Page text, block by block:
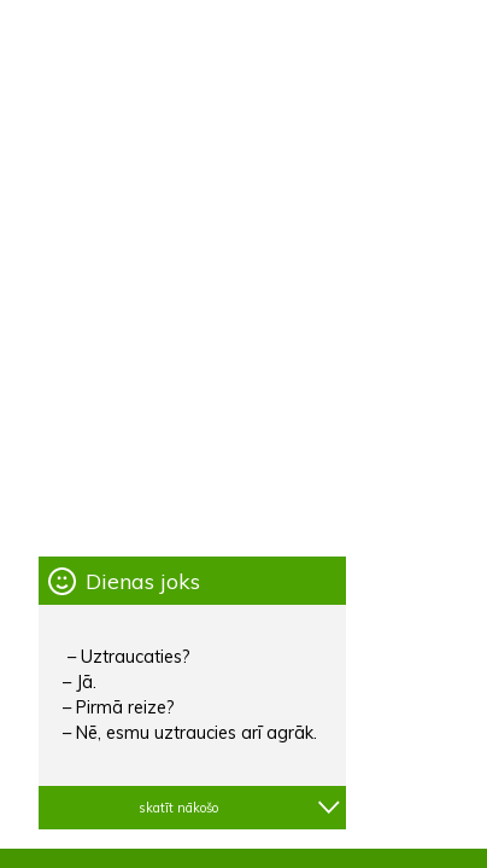
Dienas joks
– Uztraucaties?
– Jā.
– Pirmā reize?
– Nē, esmu uztraucies arī agrāk.
skatīt nākošo